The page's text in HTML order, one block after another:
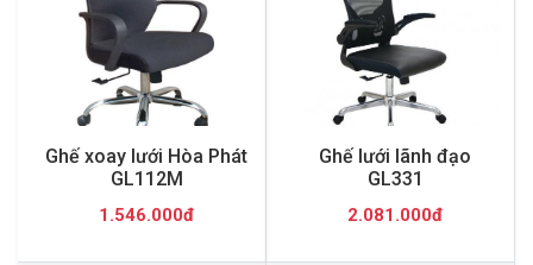
Ghế xoay lưới Hòa Phát
GL112M
1.546.000đ
Ghế lưới lãnh đạo
GL331
2.081.000đ